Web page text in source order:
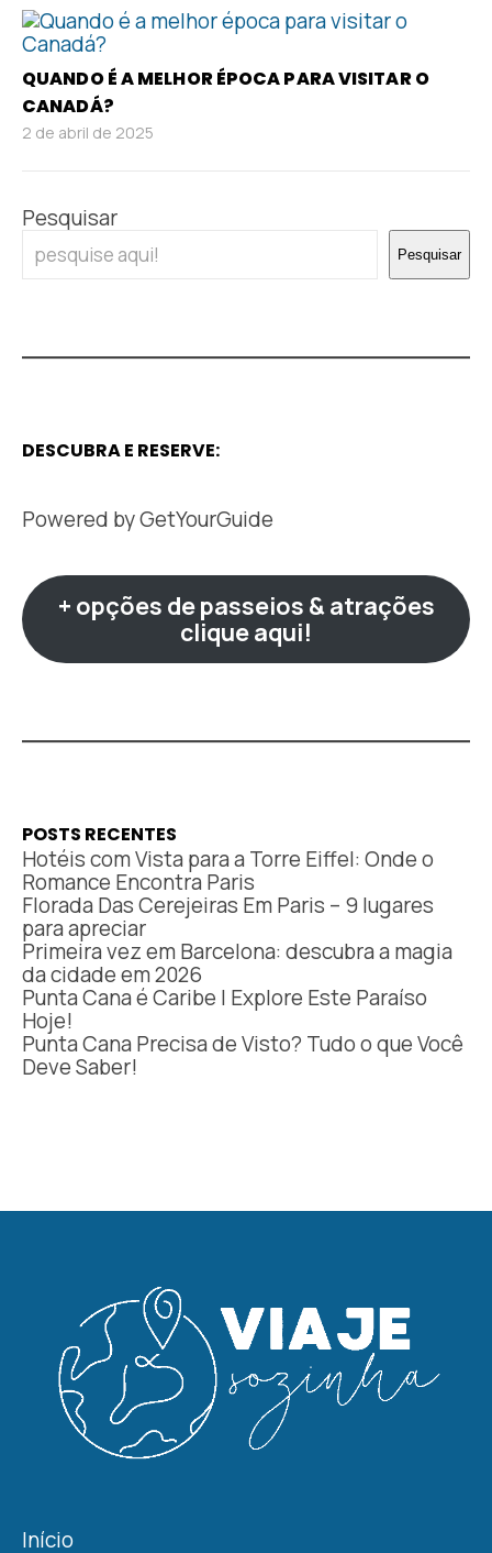
QUANDO É A MELHOR ÉPOCA PARA VISITAR O
CANADÁ?
2 de abril de 2025
Pesquisar
Pesquisar
DESCUBRA E RESERVE:
Powered byGetYourGuide
+ opções de passeios & atrações
clique aqui!
POSTS RECENTES
Hotéis com Vista para a Torre Eiffel: Onde o
Romance Encontra Paris
Florada Das Cerejeiras Em Paris – 9 lugares
para apreciar
Primeira vez em Barcelona: descubra a magia
da cidade em 2026
Punta Cana é Caribe | Explore Este Paraíso
Hoje!
Punta Cana Precisa de Visto? Tudo o que Você
Deve Saber!
Início